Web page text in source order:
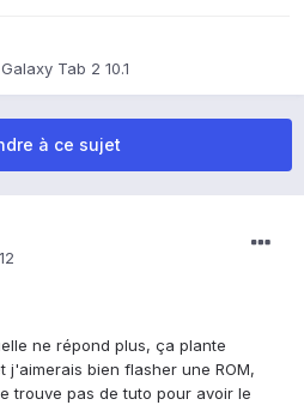
Tab 2 10.1
à ce sujet
ne répond plus, ça plante
bien flasher une ROM,
trouve pas de tuto pour avoir le